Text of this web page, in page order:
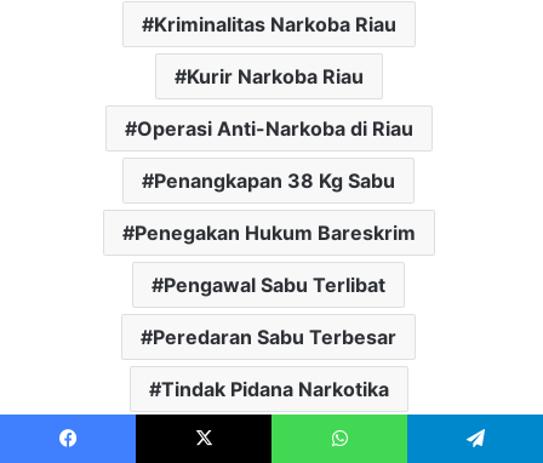
Kriminalitas Narkoba Riau
Kurir Narkoba Riau
Operasi Anti-Narkoba di Riau
Penangkapan 38 Kg Sabu
Penegakan Hukum Bareskrim
Pengawal Sabu Terlibat
Peredaran Sabu Terbesar
Tindak Pidana Narkotika
LinkedIn Pinterest VKontakte